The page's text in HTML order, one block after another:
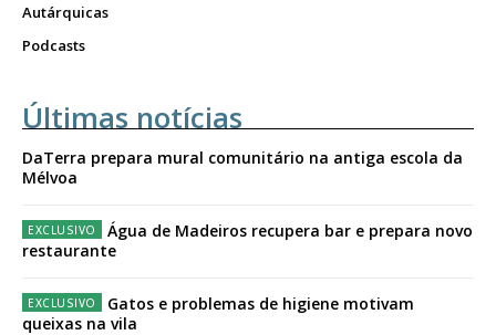
Autárquicas
Podcasts
Últimas notícias
DaTerra prepara mural comunitário na antiga escola da
Mélvoa
Água de Madeiros recupera bar e prepara novo
restaurante
Gatos e problemas de higiene motivam
queixas na vila